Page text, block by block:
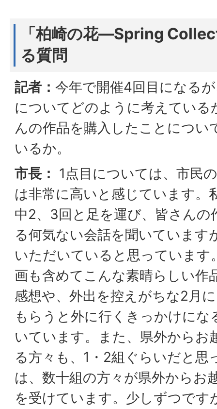
「柏崎の花―Spring
る質問
記者： 今年で開催4回目になる
についてどのように考えている
んの作品を購入したことについ
いるか。
市長： 1点目については、市民
は非常に高いと感じています。
中2、3回と足を運び、皆さんの
る何気ない会話を聞いています
いただいていると思っています
画も含めてこんな素晴らしい作
感想や、外出を控えがちな2月
もらうと外に行くきっかけに
いています。また、県外からお
る方々も、1・2組ぐらいだと思
は、数十組の方々が県外からお
を受けています。少しずつで